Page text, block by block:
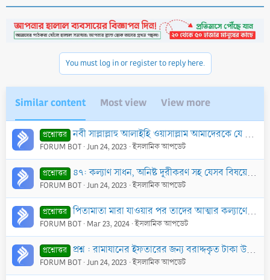
t
i
You must log in or register to reply here.
Similar content Most view View more
প্রশ্নোত্তর নবী সাল্লাল্লাহু আলাইহি ওয়াসাল্লাম আমাদেরকে যে কল্যাণের পথ দেখিয়ে গেছেন এবং যে অকল্যাণ বা ক্ষতির ব্যাপারে সাবধান করেছেন তা কী?
FORUM BOT Jun 24, 2023 ইসলামিক আপডেট
প্রশ্নোত্তর ৪৭: কল্যাণ সাধন, অনিষ্ট দূরীকরণ সহ যেসব বিষয়ে আল্লাহ ছাড়া অন্য কেউ সহযোগিতা করতে সক্ষম নয়, সেসব বিষয়ে অন্য কারো কাছে সহযোগিতা চাওয়া যাবে কি?
FORUM BOT Jun 24, 2023 ইসলামিক আপডেট
প্রশ্নোত্তর পিতামাতা মারা যাওয়ার পর তাদের আত্মার কল্যাণের জন্য কি কি করা যায়?
FORUM BOT Mar 23, 2024 ইসলামিক আপডেট
প্রশ্নোত্তর প্রশ্ন : রামাযানের ইফতারের জন্য বরাদ্দকৃত টাকা উদ্বৃত্ত হ’লে তা মসজিদে বা অন্য কোন জনকল্যাণমূলক কাজে লাগানো যাবে কি?
FORUM BOT Jun 24, 2023 ইসলামিক আপডেট